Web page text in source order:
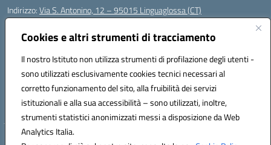
Cookies e altri strumenti di tracciamento
Il nostro Istituto non utilizza strumenti di profilazione degli utenti -
sono utilizzati esclusivamente cookies tecnici necessari al
corretto funzionamento del sito, alla fruibilità dei servizi
istituzionali e alla sua accessibilità – sono utilizzati, inoltre,
strumenti statistici anonimizzati messi a disposizione da Web
Analytics Italia.
Indirizzo:Via S. Antonino, 12 – 95015 Linguaglossa (CT)
Centralino:
Posta elettronica certificata (PEC):ctic83200r@pec.istruzione.it
Codice fiscale: 83002470876
Codice meccanografico:CTIC83200R
Codice Indice delle Pubbliche Amministrazioni (IPA): istsc_CTIC83200R
Codice unico di fatturazione (CUF): UF7TEB
Hosting & Powered by 3D Solution S.r.l.